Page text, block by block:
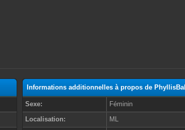
Informations additionnelles à propos de PhyllisBal
Sexe:
Féminin
Localisation:
ML